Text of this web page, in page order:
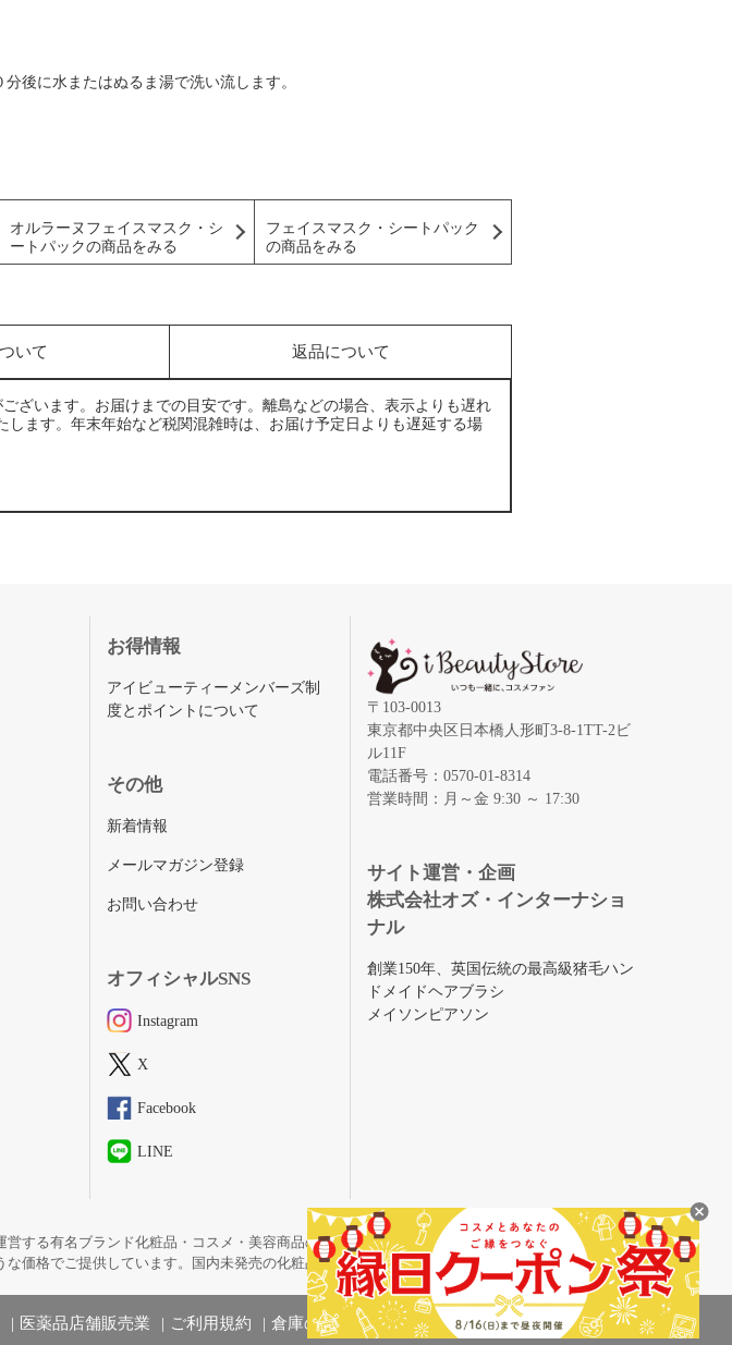
後に水またはぬるま湯で洗い流します。
オルラーヌフェイスマスク・シ
ートパックの商品をみる
フェイスマスク・シートパック
の商品をみる
いて 返品について
ざいます。お届けまでの目安です。離島などの場合、表示よりも遅れ
ます。年末年始など税関混雑時は、お届け予定日よりも遅延する場
お得情報
アイビューティーメンバーズ制
度とポイントについて
その他
新着情報
メールマガジン登録
お問い合わせ
オフィシャルSNS
Instagram
X
Facebook
LINE
〒103-0013
東京都中央区日本橋人形町3-8-1TT-2ビ
ル11F
電話番号：0570-01-8314
営業時間：月～金 9:30 ～ 17:30
サイト運営・企画
株式会社オズ・インターナショ
ナル
創業150年、英国伝統の最高級猪毛ハン
ドメイドヘアブラシ
メイソンピアソン
する有名ブランド化粧品・コスメ・美容商品の通販サイトです。
価格でご提供しています。国内未発売の化粧品も取り揃えています。
医薬品店舗販売業 ご利用規約 倉庫の管理体制